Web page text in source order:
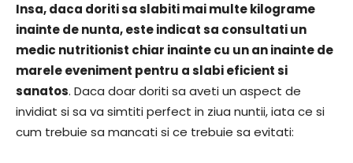
Insa, daca doriti sa slabiti mai multe kilograme
inainte de nunta, este indicat sa consultati un
medic nutritionist chiar inainte cu un an inainte de
marele eveniment pentru a slabi eficient si
sanatos. Daca doar doriti sa aveti un aspect de
invidiat si sa va simtiti perfect in ziua nuntii, iata ce si
cum trebuie sa mancati si ce trebuie sa evitati: